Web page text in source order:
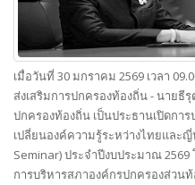
เมื่อวันที่ 30 มกราคม 2569 เวลา
ส่งเสริมการปกครองท้องถิ่น - นายธี
ปกครองท้องถิ่น เป็นประธานเปิดกา
เปลี่ยนองค์ความรู้ระหว่างไทยและญี่
Seminar) ประจำปีงบประมาณ 2569
การบริหารสภาองค์กรปกครองส่วน